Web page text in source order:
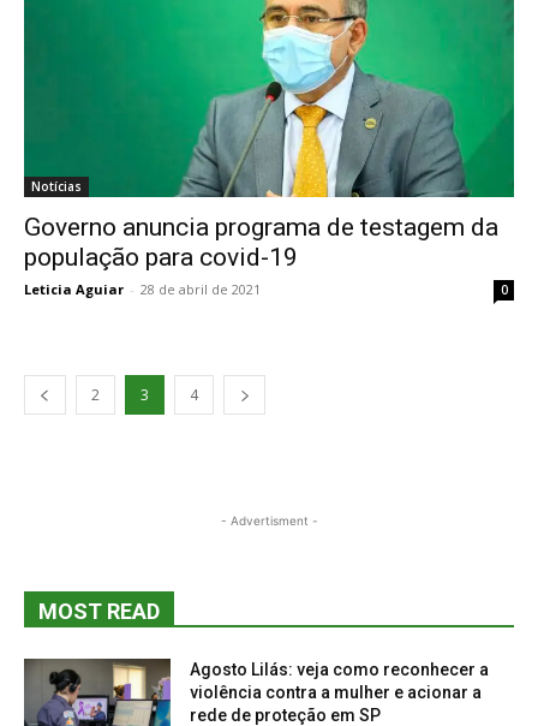
Notícias
Governo anuncia programa de testagem da
população para covid-19
Leticia Aguiar - 28 de abril de 2021 0
2 3 4
- Advertisment -
MOST READ
Agosto Lilás: veja como reconhecer a
violência contra a mulher e acionar a
rede de proteção em SP